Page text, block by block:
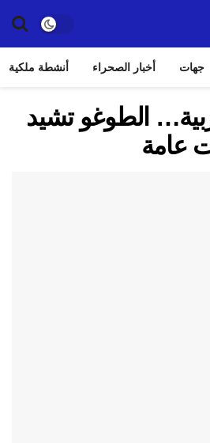
جهات أخبار الصحراء أنشطة ملكية
الطوغو تشيد
عامة